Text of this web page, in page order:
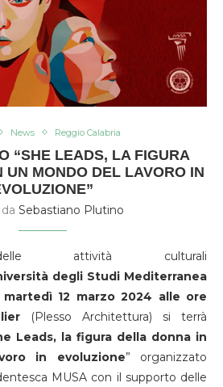
News Reggio Calabria
“SHE LEADS, LA FIGURA
UN MONDO DEL LAVORO IN
Sebastiano Plutino
attività culturali
degli Studi Mediterranea
martedì 12 marzo 2024 alle ore
(Plesso Architettura) si terrà
Leads, la figura della donna in
in evoluzione” organizzato
MUSA con il supporto delle